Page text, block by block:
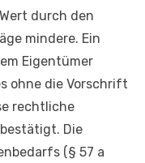
durch den
mindere. Ein
Eigentümer
ohne die Vorschrift
rechtliche
Die
(§ 57 a